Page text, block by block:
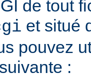
de tout
et situé
pouvez
: